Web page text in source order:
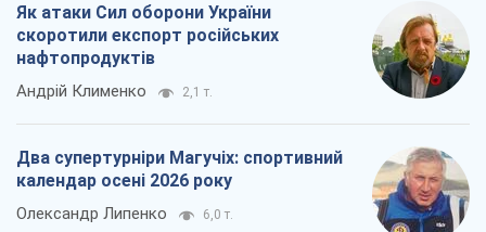
Як атаки Сил оборони України
скоротили експорт російських
нафтопродуктів
Андрій Клименко 2,1 т.
Два супертурніри Магучіх: спортивний
календар осені 2026 року
Олександр Липенко 6,0 т.